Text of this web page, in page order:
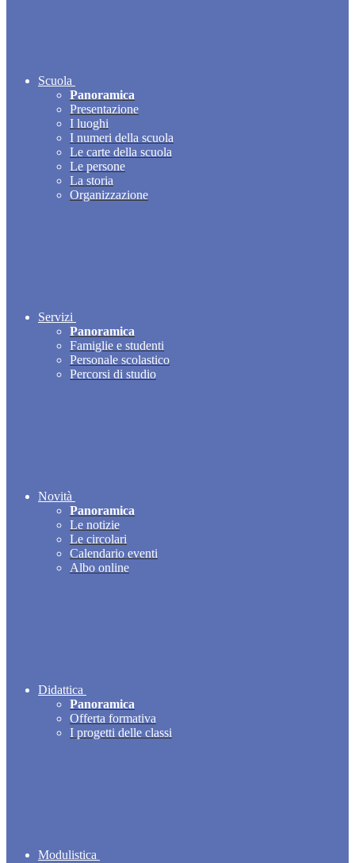
Scuola
Panoramica
Presentazione
I luoghi
I numeri della scuola
Le carte della scuola
Le persone
La storia
Organizzazione
Servizi
Panoramica
Famiglie e studenti
Personale scolastico
Percorsi di studio
Novità
Panoramica
Le notizie
Le circolari
Calendario eventi
Albo online
Didattica
Panoramica
Offerta formativa
I progetti delle classi
Modulistica